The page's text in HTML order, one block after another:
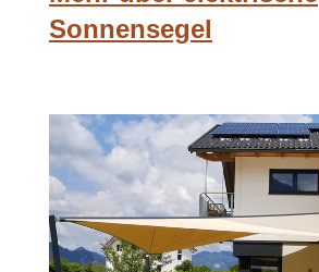
Sonnensegel